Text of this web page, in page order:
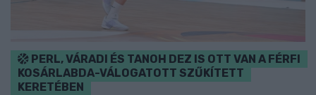
PERL, VÁRADI ÉS TANOH DEZ IS OTT VAN A FÉRFI
KOSÁRLABDA-VÁLOGATOTT SZŰKÍTETT
KERETÉBEN